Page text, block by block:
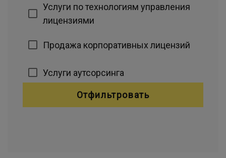
Услуги по технологиям управления
лицензиями
Продажа корпоративных лицензий
Услуги аутсорсинга
Отфильтровать